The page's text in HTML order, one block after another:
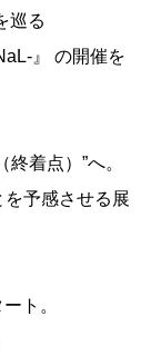
巡る
』 の開催を
着点）”へ。
予感させる展
ト。